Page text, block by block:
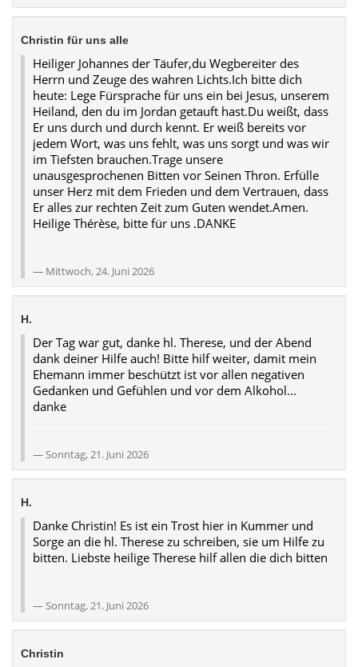
Christin für uns alle
Heiliger Johannes der Täufer,du Wegbereiter des
Herrn und Zeuge des wahren Lichts.Ich bitte dich
heute: Lege Fürsprache für uns ein bei Jesus, unserem
Heiland, den du im Jordan getauft hast.Du weißt, dass
Er uns durch und durch kennt. Er weiß bereits vor
jedem Wort, was uns fehlt, was uns sorgt und was wir
im Tiefsten brauchen.Trage unsere
unausgesprochenen Bitten vor Seinen Thron. Erfülle
unser Herz mit dem Frieden und dem Vertrauen, dass
Er alles zur rechten Zeit zum Guten wendet.Amen.
Heilige Thérèse, bitte für uns .DANKE
Mittwoch, 24. Juni 2026
H.
Der Tag war gut, danke hl. Therese, und der Abend
dank deiner Hilfe auch! Bitte hilf weiter, damit mein
Ehemann immer beschützt ist vor allen negativen
Gedanken und Gefühlen und vor dem Alkohol...
danke
Sonntag, 21. Juni 2026
H.
Danke Christin! Es ist ein Trost hier in Kummer und
Sorge an die hl. Therese zu schreiben, sie um Hilfe zu
bitten. Liebste heilige Therese hilf allen die dich bitten
Sonntag, 21. Juni 2026
Christin